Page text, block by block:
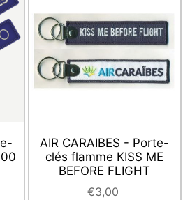
AIR CARAIBES - Porte-
clés flamme KISS ME
BEFORE FLIGHT
€3,00